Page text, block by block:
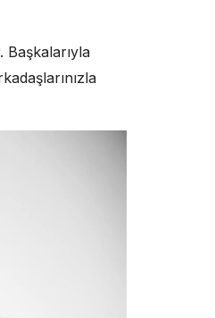
Başkalarıyla